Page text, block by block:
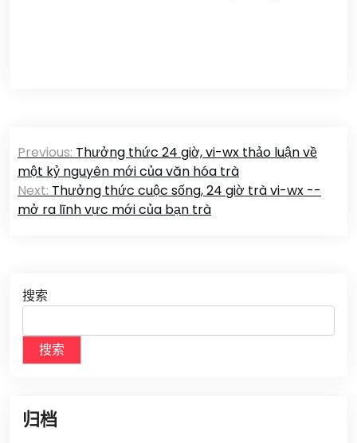
文
章
导
Previous: Thưởng thức 24 giờ, vi-wx thảo luận về
một kỷ nguyên mới của văn hóa trà
Next: Thưởng thức cuộc sống, 24 giờ trà vi-wx --
mở ra lĩnh vực mới của bạn trà
搜索
搜索
归档